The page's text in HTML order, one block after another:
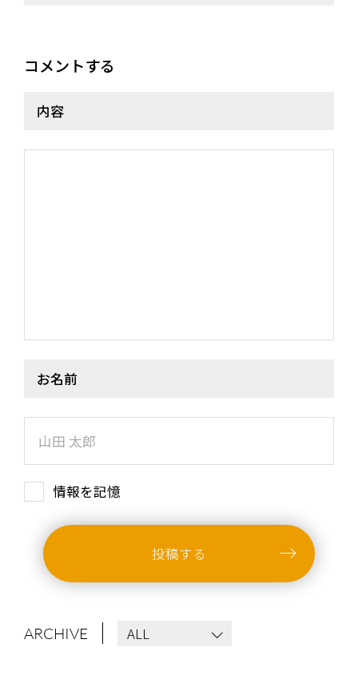
ARCHIVES
WIMP'S REPO
STAFF DIARY
コメントする
内容
お名前
情報を記憶
投稿する
ARCHIVE ALL